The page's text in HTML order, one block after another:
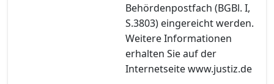
Behördenpostfach (BGBl. I,
S.3803) eingereicht werden.
Weitere Informationen
erhalten Sie auf der
Internetseite www.justiz.de